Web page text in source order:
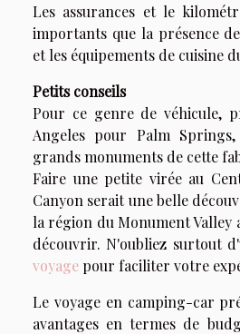
Les assurances et le
importants que la présence
et les équipements de cuisine
Petits conseils
Pour ce genre de véhicule,
Angeles pour Palm
grands monuments de cette
Faire une petite virée au
Canyon serait une belle
la région du Monument Valley
découvrir. N'oubliez surtout
voyage pour faciliter votre
Le voyage en camping-car
avantages en termes de